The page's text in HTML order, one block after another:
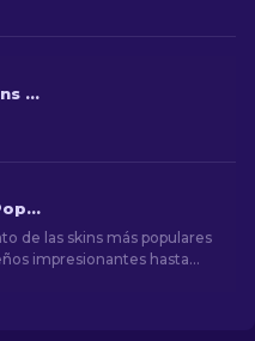
Las Mejores skins AUG CS2 en todos los precios [2026]
Las Skins Más Populares en CS2
de las skins más populares
impresionantes hasta